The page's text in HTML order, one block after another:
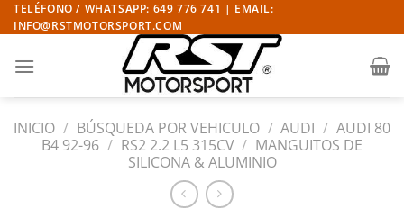
Saltar
al
TELÉFONO / WHATSAPP: 649 776 741 | EMAIL:
INFO@RSTMOTORSPORT.COM
INICIO / BÚSQUEDA POR VEHICULO / AUDI / AUDI 80
B4 92-96 / RS2 2.2 L5 315CV / MANGUITOS DE
SILICONA & ALUMINIO